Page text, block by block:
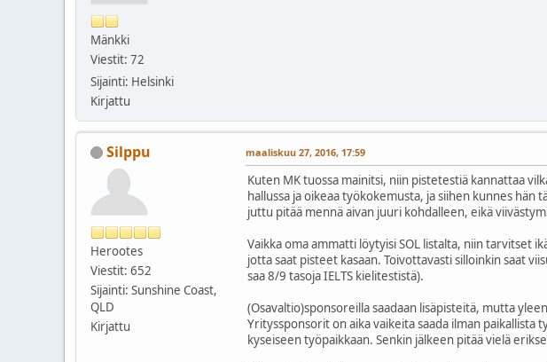
Mänkki
Viestit: 72
Sijainti: Helsinki
Kirjattu
Silppu
Herootes
Viestit: 652
Sijainti: Sunshine Coast,
QLD
Kirjattu
maaliskuu 27, 2016, 17:59
Kuten MK tuossa mainitsi, niin pistetestiä kannattaa
hallussa ja oikeaa työkokemusta, ja siihen kunnes hän
juttu pitää mennä aivan juuri kohdalleen, eikä
Vaikka oma ammatti löytyisi SOL listalta, niin tarvitset
jotta saat pisteet kasaan. Toivottavasti silloinkin saat
saa 8/9 tasoja IELTS kielitestistä).
(Osavaltio)sponsoreilla saadaan lisäpisteitä, mutta
Yrityssponsorit on aika vaikeita saada ilman paikallista
kyseiseen työpaikkaan. Senkin jälkeen pitää vielä